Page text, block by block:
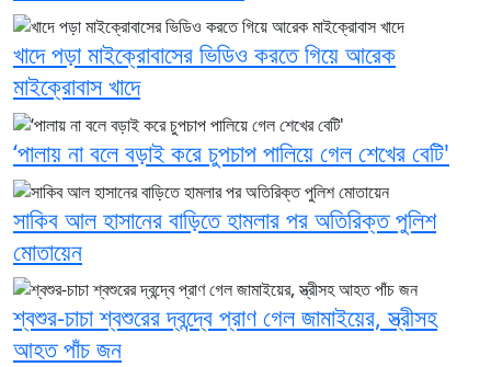
খাদে পড়া মাইক্রোবাসের ভিডিও করতে গিয়ে আরেক
মাইক্রোবাস খাদে
‘পালায় না বলে বড়াই করে চুপচাপ পালিয়ে গেল শেখের বেটি'
সাকিব আল হাসানের বাড়িতে হামলার পর অতিরিক্ত পুলিশ
মোতায়েন
শ্বশুর-চাচা শ্বশুরের দ্বন্দ্বে প্রাণ গেল জামাইয়ের, স্ত্রীসহ
আহত পাঁচ জন